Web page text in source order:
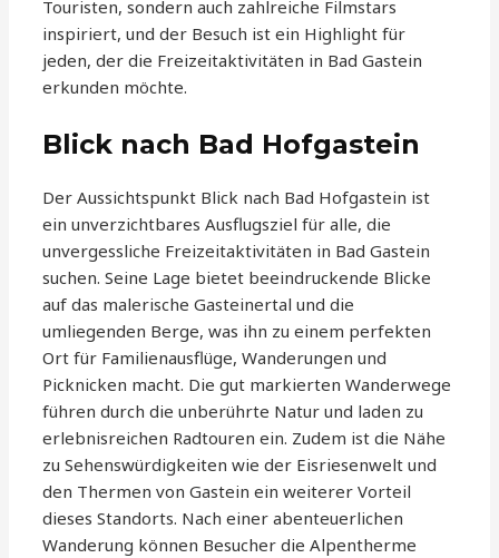
Touristen, sondern auch zahlreiche Filmstars
inspiriert, und der Besuch ist ein Highlight für
jeden, der die Freizeitaktivitäten in Bad Gastein
erkunden möchte.
Blick nach Bad Hofgastein
Der Aussichtspunkt Blick nach Bad Hofgastein ist
ein unverzichtbares Ausflugsziel für alle, die
unvergessliche Freizeitaktivitäten in Bad Gastein
suchen. Seine Lage bietet beeindruckende Blicke
auf das malerische Gasteinertal und die
umliegenden Berge, was ihn zu einem perfekten
Ort für Familienausflüge, Wanderungen und
Picknicken macht. Die gut markierten Wanderwege
führen durch die unberührte Natur und laden zu
erlebnisreichen Radtouren ein. Zudem ist die Nähe
zu Sehenswürdigkeiten wie der Eisriesenwelt und
den Thermen von Gastein ein weiterer Vorteil
dieses Standorts. Nach einer abenteuerlichen
Wanderung können Besucher die Alpentherme